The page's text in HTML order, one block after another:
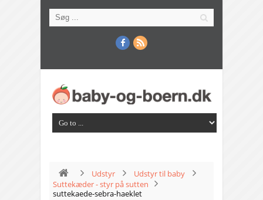
Udstyr
Udstyr til baby
Suttekæder - styr på sutten
suttekaede-sebra-haeklet